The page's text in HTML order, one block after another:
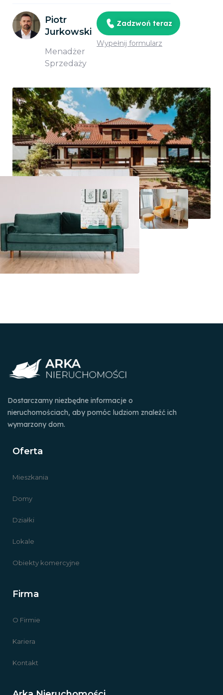
Piotr
Jurkowski
Menadżer
Sprzedaży
Zadzwoń teraz
Wypełnij formularz
Dostarczamy niezbędne informacje o
nieruchomościach, aby pomóc ludziom znaleźć ich
wymarzony dom.
Oferta
Mieszkania
Domy
Działki
Lokale
Obiekty komercyjne
Firma
O Firmie
Kariera
Kontakt